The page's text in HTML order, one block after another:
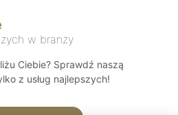
w branży
Ciebie? Sprawdź naszą
z usług najlepszych!